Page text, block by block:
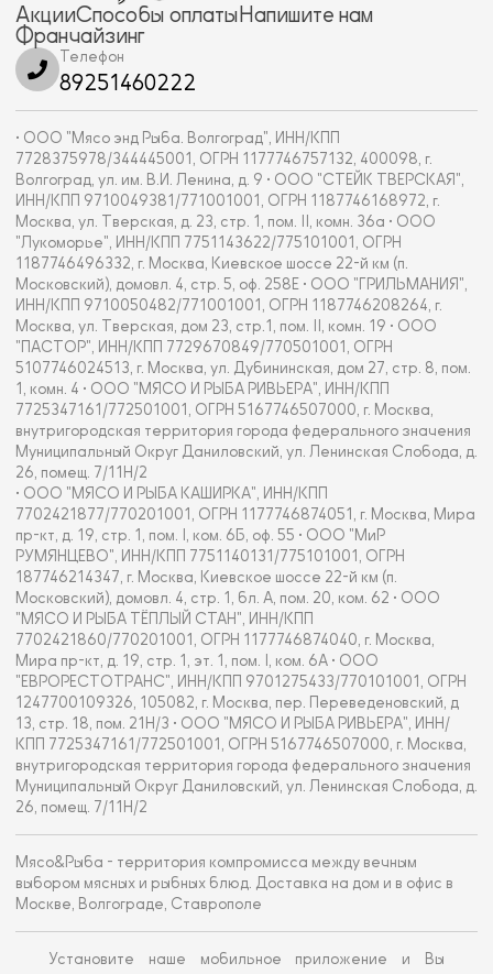
АкцииСпособы оплатыНапишите нам
Франчайзинг
Телефон
89251460222
• ООО "Мясо энд Рыба. Волгоград", ИНН/КПП
7728375978/344445001, ОГРН 1177746757132, 400098, г.
Волгоград, ул. им. В.И. Ленина, д. 9 • ООО "СТЕЙК ТВЕРСКАЯ",
ИНН/КПП 9710049381/771001001, ОГРН 1187746168972, г.
Москва, ул. Тверская, д. 23, стр. 1, пом. II, комн. 36а • ООО
"Лукоморье", ИНН/КПП 7751143622/775101001, ОГРН
1187746496332, г. Москва, Киевское шоссе 22-й км (п.
Московский), домовл. 4, стр. 5, оф. 258Е • ООО "ГРИЛЬМАНИЯ",
ИНН/КПП 9710050482/771001001, ОГРН 1187746208264, г.
Москва, ул. Тверская, дом 23, стр.1, пом. II, комн. 19 • ООО
"ПАСТОР", ИНН/КПП 7729670849/770501001, ОГРН
5107746024513, г. Москва, ул. Дубининская, дом 27, стр. 8, пом.
1, комн. 4 • ООО "МЯСО И РЫБА РИВЬЕРА", ИНН/КПП
7725347161/772501001, ОГРН 5167746507000, г. Москва,
внутригородская территория города федерального значения
Муниципальный Округ Даниловский, ул. Ленинская Слобода, д.
26, помещ. 7/11Н/2
• ООО "МЯСО И РЫБА КАШИРКА", ИНН/КПП
7702421877/770201001, ОГРН 1177746874051, г. Москва, Мира
пр-кт, д. 19, стр. 1, пом. I, ком. 6Б, оф. 55 • ООО "МиР
РУМЯНЦЕВО", ИНН/КПП 7751140131/775101001, ОГРН
187746214347, г. Москва, Киевское шоссе 22-й км (п.
Московский), домовл. 4, стр. 1, бл. А, пом. 20, ком. 62 • ООО
"МЯСО И РЫБА ТЁПЛЫЙ СТАН", ИНН/КПП
7702421860/770201001, ОГРН 1177746874040, г. Москва,
Мира пр-кт, д. 19, стр. 1, эт. 1, пом. I, ком. 6А • ООО
"ЕВРОРЕСТОТРАНС", ИНН/КПП 9701275433/770101001, ОГРН
1247700109326, 105082, г. Москва, пер. Переведеновский, д
13, стр. 18, пом. 21Н/3 • ООО "МЯСО И РЫБА РИВЬЕРА", ИНН/
КПП 7725347161/772501001, ОГРН 5167746507000, г. Москва,
внутригородская территория города федерального значения
Муниципальный Округ Даниловский, ул. Ленинская Слобода, д.
26, помещ. 7/11Н/2
Мясо&Рыба - территория компромисса между вечным
выбором мясных и рыбных блюд. Доставка на дом и в офис в
Москве, Волгограде, Ставрополе
Установите наше мобильное приложение и Вы